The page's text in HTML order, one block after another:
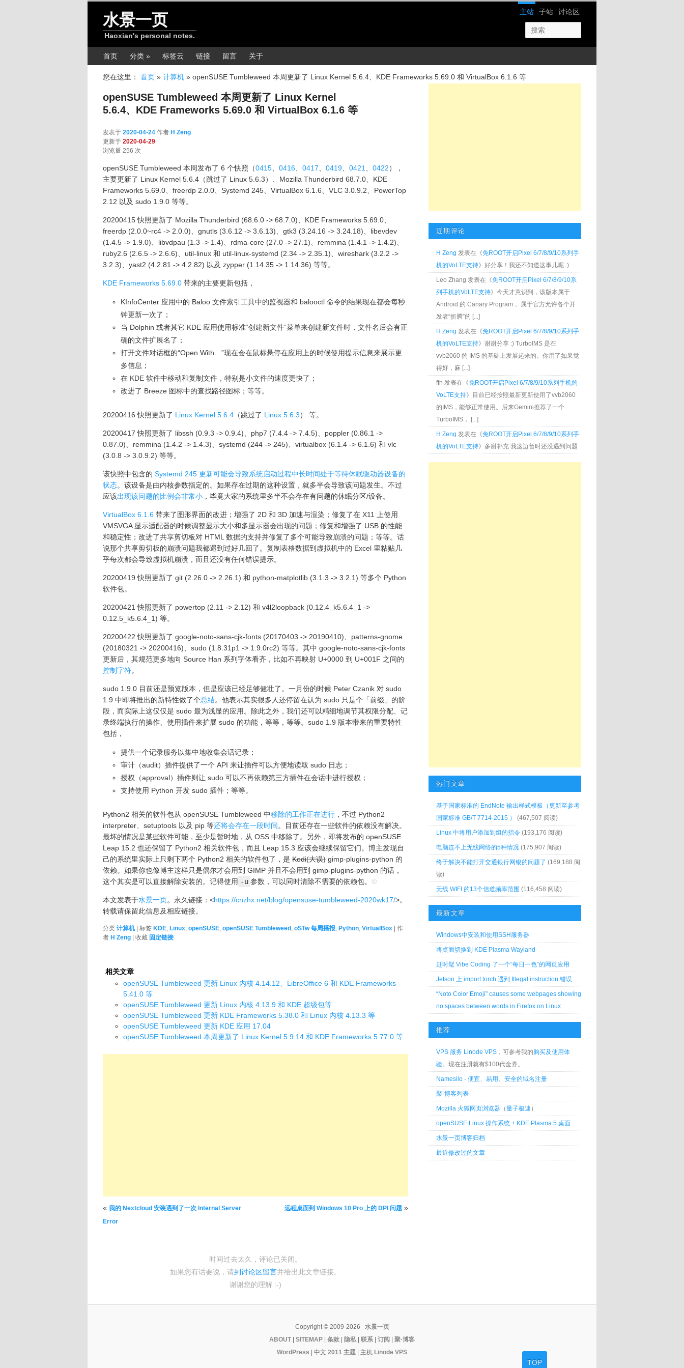
网站导航
主站 子站 讨论区
水景一页
Haoxian's personal notes.
主菜单首页 分类 » 标签云 链接 留言 关于
您在这里： 首页 » 计算机 » openSUSE Tumbleweed 本周更新了 Linux Kernel 5.6.4、KDE Frameworks 5.69.0 和 VirtualBox 6.1.6 等
openSUSE Tumbleweed 本周更新了 Linux Kernel
5.6.4、KDE Frameworks 5.69.0 和 VirtualBox 6.1.6 等
发表于 2020-04-24 作者 H Zeng
更新于 2020-04-29
浏览量 256 次
openSUSE Tumbleweed 本周发布了 6 个快照（0415、 0416、 0417、 0419、 0421、 0422），
主要更新了 Linux Kernel 5.6.4（跳过了 Linux 5.6.3）、Mozilla Thunderbird 68.7.0、KDE
Frameworks 5.69.0、freerdp 2.0.0、Systemd 245、VirtualBox 6.1.6、VLC 3.0.9.2、PowerTop
2.12 以及 sudo 1.9.0 等等。
20200415 快照更新了 Mozilla Thunderbird (68.6.0 -> 68.7.0)、KDE Frameworks 5.69.0、
freerdp (2.0.0~rc4 -> 2.0.0)、gnutls (3.6.12 -> 3.6.13)、gtk3 (3.24.16 -> 3.24.18)、libevdev
(1.4.5 -> 1.9.0)、libvdpau (1.3 -> 1.4)、rdma-core (27.0 -> 27.1)、remmina (1.4.1 -> 1.4.2)、
ruby2.6 (2.6.5 -> 2.6.6)、util-linux 和 util-linux-systemd (2.34 -> 2.35.1)、wireshark (3.2.2 ->
3.2.3)、yast2 (4.2.81 -> 4.2.82) 以及 zypper (1.14.35 -> 1.14.36) 等等。
KDE Frameworks 5.69.0 带来的主要更新包括，
KInfoCenter 应用中的 Baloo 文件索引工具中的监视器和 balooctl 命令的结果现在都会每秒
钟更新一次了；
当 Dolphin 或者其它 KDE 应用使用标准“创建新文件”菜单来创建新文件时，文件名后会有正
确的文件扩展名了；
打开文件对话框的“Open With…”现在会在鼠标悬停在应用上的时候使用提示信息来展示更
多信息；
在 KDE 软件中移动和复制文件，特别是小文件的速度更快了；
改进了 Breeze 图标中的查找路径图标；等等。
20200416 快照更新了 Linux Kernel 5.6.4 （跳过了 Linux 5.6.3） 等。
20200417 快照更新了 libssh (0.9.3 -> 0.9.4)、php7 (7.4.4 -> 7.4.5)、poppler (0.86.1 ->
0.87.0)、remmina (1.4.2 -> 1.4.3)、systemd (244 -> 245)、virtualbox (6.1.4 -> 6.1.6) 和 vlc
(3.0.8 -> 3.0.9.2) 等等。
该快照中包含的 Systemd 245 更新可能会导致系统启动过程中长时间处于等待休眠驱动器设备的
状态。该设备是由内核参数指定的。如果存在过期的这种设置，就多半会导致该问题发生。不过
应该出现该问题的比例会非常小 ，毕竟大家的系统里多半不会存在有问题的休眠分区/设备。
VirtualBox 6.1.6 带来了图形界面的改进；增强了 2D 和 3D 加速与渲染；修复了在 X11 上使用
VMSVGA 显示适配器的时候调整显示大小和多显示器会出现的问题；修复和增强了 USB 的性能
和稳定性；改进了共享剪切板对 HTML 数据的支持并修复了多个可能导致崩溃的问题；等等。话
说那个共享剪切板的崩溃问题我都遇到过好几回了。复制表格数据到虚拟机中的 Excel 里粘贴几
乎每次都会导致虚拟机崩溃，而且还没有任何错误提示。
20200419 快照更新了 git (2.26.0 -> 2.26.1) 和 python-matplotlib (3.1.3 -> 3.2.1) 等多个 Python
软件包。
20200421 快照更新了 powertop (2.11 -> 2.12) 和 v4l2loopback (0.12.4_k5.6.4_1 ->
0.12.5_k5.6.4_1) 等。
20200422 快照更新了 google-noto-sans-cjk-fonts (20170403 -> 20190410)、patterns-gnome
(20180321 -> 20200416)、sudo (1.8.31p1 -> 1.9.0rc2) 等等。其中 google-noto-sans-cjk-fonts
更新后，其规范更多地向 Source Han 系列字体看齐，比如不再映射 U+0000 到 U+001F 之间的
控制字符。
sudo 1.9.0 目前还是预览版本，但是应该已经足够健壮了。一月份的时候 Peter Czanik 对 sudo
1.9 中即将推出的新特性做了个总结。他表示其实很多人还停留在认为 sudo 只是个「前缀」的阶
段，而实际上这仅仅是 sudo 最为浅显的应用。除此之外，我们还可以精细地调节其权限分配、记
录终端执行的操作、使用插件来扩展 sudo 的功能，等等，等等。sudo 1.9 版本带来的重要特性
包括，
提供一个记录服务以集中地收集会话记录；
审计（audit）插件提供了一个 API 来让插件可以方便地读取 sudo 日志；
授权（approval）插件则让 sudo 可以不再依赖第三方插件在会话中进行授权；
支持使用 Python 开发 sudo 插件；等等。
Python2 相关的软件包从 openSUSE Tumbleweed 中移除的工作正在进行 ，不过 Python2
interpreter、setuptools 以及 pip 等还将会存在一段时间。目前还存在一些软件的依赖没有解决。
最坏的情况是某些软件可能，至少是暂时地，从 OSS 中移除了。另外，即将发布的 openSUSE
Leap 15.2 也还保留了 Python2 相关软件包，而且 Leap 15.3 应该会继续保留它们。博主发现自
己的系统里实际上只剩下两个 Python2 相关的软件包了，是 Kodi(大误) gimp-plugins-python 的
依赖。如果你也像博主这样只是偶尔才会用到 GIMP 并且不会用到 gimp-plugins-python 的话，
这个其实是可以直接解除安装的。记得使用 -u 参数，可以同时清除不需要的依赖包。©
本文发表于水景一页。永久链接：<https://cnzhx.net/blog/opensuse-tumbleweed-2020wk17/>。
转载请保留此信息及相应链接。
分类 计算机| 标签 KDE, Linux, openSUSE, openSUSE Tumbleweed, oSTw 每周播报, Python, VirtualBox | 作
者 H Zeng | 收藏 固定链接
相关文章
openSUSE Tumbleweed 更新 Linux 内核 4.14.12、LibreOffice 6 和 KDE Frameworks
5.41.0 等
openSUSE Tumbleweed 更新 Linux 内核 4.13.9 和 KDE 超级包等
openSUSE Tumbleweed 更新 KDE Frameworks 5.38.0 和 Linux 内核 4.13.3 等
openSUSE Tumbleweed 更新 KDE 应用 17.04
openSUSE Tumbleweed 本周更新了 Linux Kernel 5.9.14 和 KDE Frameworks 5.77.0 等
文章导航
« 我的 Nextcloud 安装遇到了一次 Internal Server
Error
远程桌面到 Windows 10 Pro 上的 DPI 问题 »
时间过去太久，评论已关闭。
如果您有话要说，请到讨论区留言并给出此文章链接。
谢谢您的理解 :-)
近期评论
H Zeng 发表在《免ROOT开启Pixel 6/7/8/9/10系列手
机的VoLTE支持》好分享！我还不知道这事儿呢 :)
Leo Zhang 发表在《免ROOT开启Pixel 6/7/8/9/10系
列手机的VoLTE支持》今天才意识到，该版本属于
Android 的 Canary Program， 属于官方允许各个开
发者“折腾”的 [...]
H Zeng 发表在《免ROOT开启Pixel 6/7/8/9/10系列手
机的VoLTE支持》谢谢分享 :) TurboIMS 是在
vvb2060 的 IMS 的基础上发展起来的。你用了如果觉
得好，麻 [...]
ffn 发表在《免ROOT开启Pixel 6/7/8/9/10系列手机的
VoLTE支持》目前已经按照最新更新使用了vvb2060
的IMS，能够正常使用。后来Gemini推荐了一个
TurboIMS， [...]
H Zeng 发表在《免ROOT开启Pixel 6/7/8/9/10系列手
机的VoLTE支持》多谢补充 我这边暂时还没遇到问题
热门文章
基于国家标准的 EndNote 输出样式模板（更新至参考
国家标准 GB/T 7714-2015 ）
(467,507 阅读)
Linux 中将用户添加到组的指令 (193,176 阅读)
电脑连不上无线网络的5种情况 (175,907 阅读)
终于解决不能打开交通银行网银的问题了 (169,188 阅
读)
无线 WIFI 的13个信道频率范围 (116,458 阅读)
最新文章
Windows中安装和使用SSH服务器
将桌面切换到 KDE Plasma Wayland
赶时髦 Vibe Coding 了一个“每日一色”的网页应用
Jetson 上 import torch 遇到 Illegal instruction 错误
“Noto Color Emoji” causes some webpages showing
no spaces between words in Firefox on Linux
推荐
VPS 服务 Linode VPS ，可参考我的购买及使用体
验。现在注册就有$100代金券。
Namesilo - 便宜、易用、安全的域名注册
聚·博客列表
Mozilla 火狐网页浏览器 （量子极速 ）
openSUSE Linux 操作系统 + KDE Plasma 5 桌面
水景一页博客归档
最近修改过的文章
Copyright © 2009-2026 水景一页
ABOUT | SITEMAP | 条款 | 隐私 | 联系 | 订阅 | 聚·博客
WordPress | 中文 2011 主题 | 主机 Linode VPS
TOP